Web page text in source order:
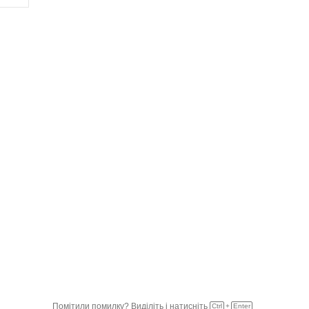
Помітили помилку? Виділіть і натисніть Ctrl + Enter